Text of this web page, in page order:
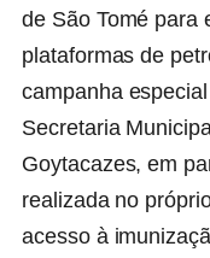
de São Tomé para
plataformas de
campanha
Secretaria
Goytacazes, em
realizada no
acesso à